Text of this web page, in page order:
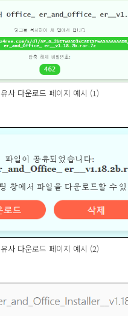
유사 다운로드 페이지 예시 (1)
유사 다운로드 페이지 예시 (2)